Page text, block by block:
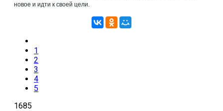
новое и идти к своей цели.
1
2
3
4
5
1685